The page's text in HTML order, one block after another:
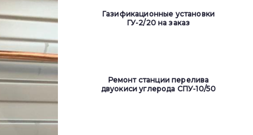
Газификационные установки
ГУ-2/20 на заказ
Ремонт станции перелива
двуокиси углерода СПУ-10/50